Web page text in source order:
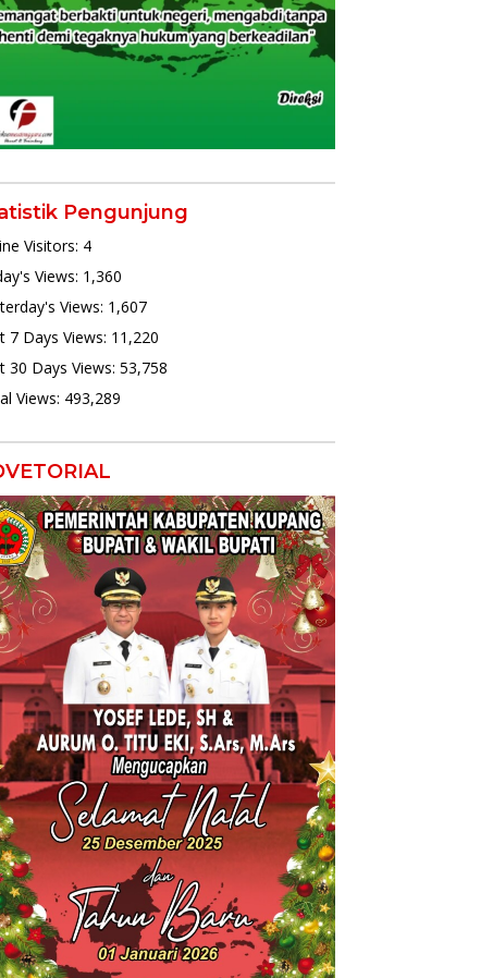
Pengunjung
Visitors: 4
Views: 1,360
Views: 1,607
7 Days Views: 11,220
30 Days Views: 53,758
Views: 493,289